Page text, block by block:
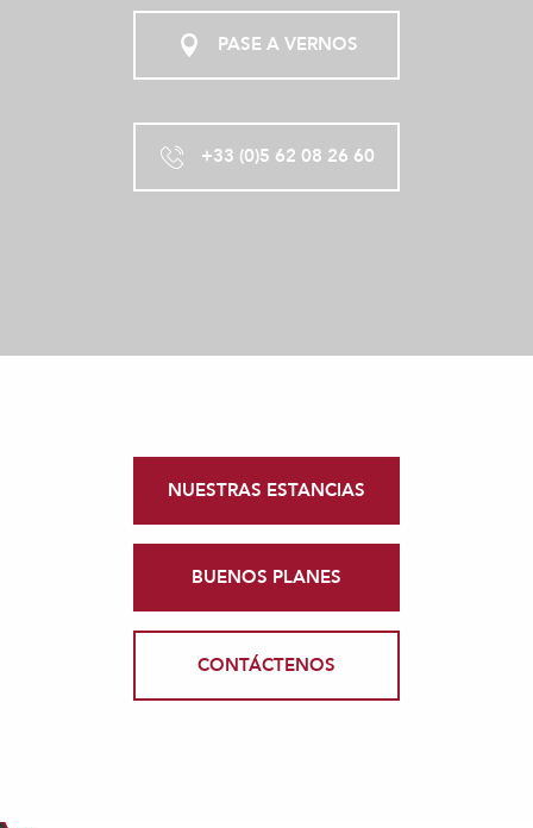
PASE A VERNOS
+33 (0)5 62 08 26 60
NUESTRAS ESTANCIAS
BUENOS PLANES
CONTÁCTENOS